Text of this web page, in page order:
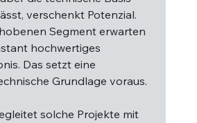
verschenkt Potenzial.
Segment erwarten
hochwertiges
Das setzt eine
Grundlage voraus.
solche Projekte mit